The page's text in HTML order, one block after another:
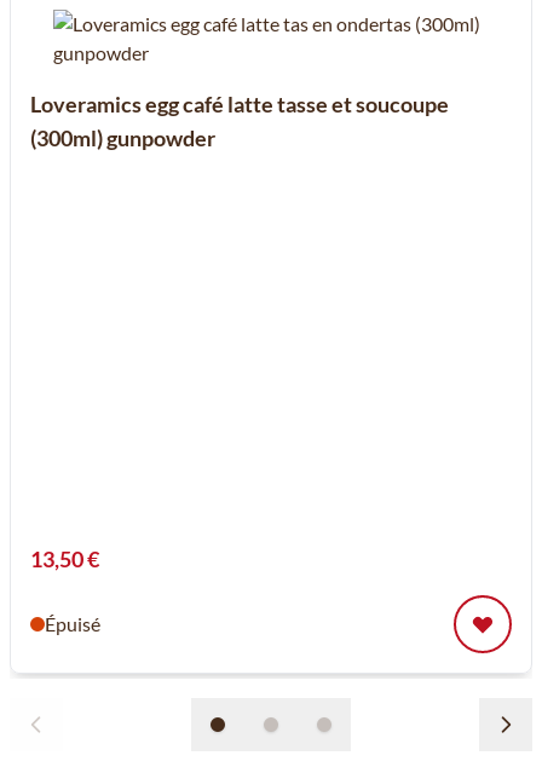
Loveramics egg café latte tasse et soucoupe
(300ml) gunpowder
13,50 €
Épuisé